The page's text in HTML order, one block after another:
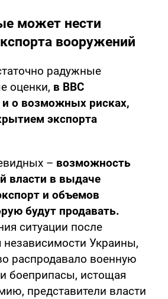
может нести
вооружений
радужные
оценки, в ВВС
и о возможных рисках,
экспорта
– возможность
власти в выдаче
и объемов
будут продавать.
ситуации после
независимости Украины,
распродавало военную
боеприпасы, истощая
представители власти